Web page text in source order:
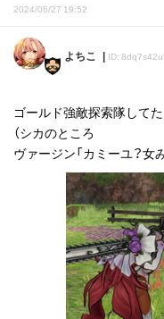
2024/06/27 19:52
よちこ ID:
ゴールド強敵探索隊して
（シカのところ
ヴァージン「カミーユ？女